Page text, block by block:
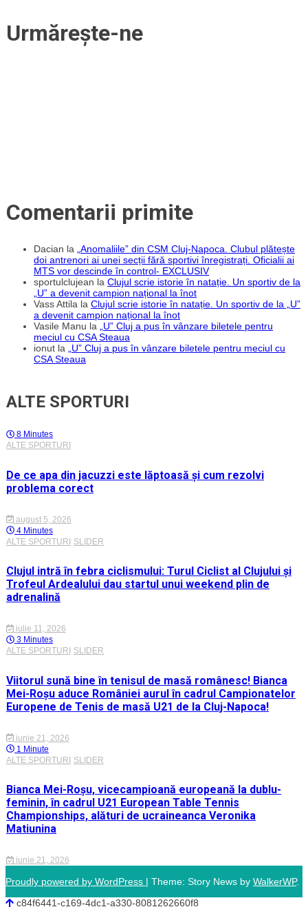
Urmărește-ne
Comentarii primite
Dacian la „Anomaliile” din CSM Cluj-Napoca. Clubul plătește
doi antrenori ai unei secții fără sportivi înregistrați. Oficialii ai
MTS vor descinde în control- EXCLUSIV
sportulclujean la Clujul scrie istorie în natație. Un sportiv de la
„U” a devenit campion național la înot
Vass Attila la Clujul scrie istorie în natație. Un sportiv de la „U”
a devenit campion național la înot
Vasile Manu la „U” Cluj a pus în vânzare biletele pentru
meciul cu CSA Steaua
ionut la „U” Cluj a pus în vânzare biletele pentru meciul cu
CSA Steaua
ALTE SPORTURI
8 Minutes
ALTE SPORTURI
De ce apa din jacuzzi este lăptoasă și cum rezolvi
problema corect
august 5, 2026
4 Minutes
ALTE SPORTURI SLIDER
Clujul intră în febra ciclismului: Turul Ciclist al Clujului și
Trofeul Ardealului dau startul unui weekend plin de
adrenalină
iulie 11, 2026
3 Minutes
ALTE SPORTURI
SLIDER
Viitorul sună bine în tenisul de masă românesc! Bianca
Mei-Roșu aduce României aurul în cadrul Campionatelor
Europene de Tenis de masă U21 de la Cluj-Napoca!
iunie 21, 2026
1 Minute
ALTE SPORTURI SLIDER
Bianca Mei-Roșu, vicecampioană europeană la dublu-
feminin, în cadrul U21 European Table Tennis
Championships, alături de ucraineanca Veronika
Matiunina
iunie 21, 2026
Proudly powered by WordPress | Theme: Story News by WalkerWP.
c84f6441-c169-4dc1-a330-8081262660f8